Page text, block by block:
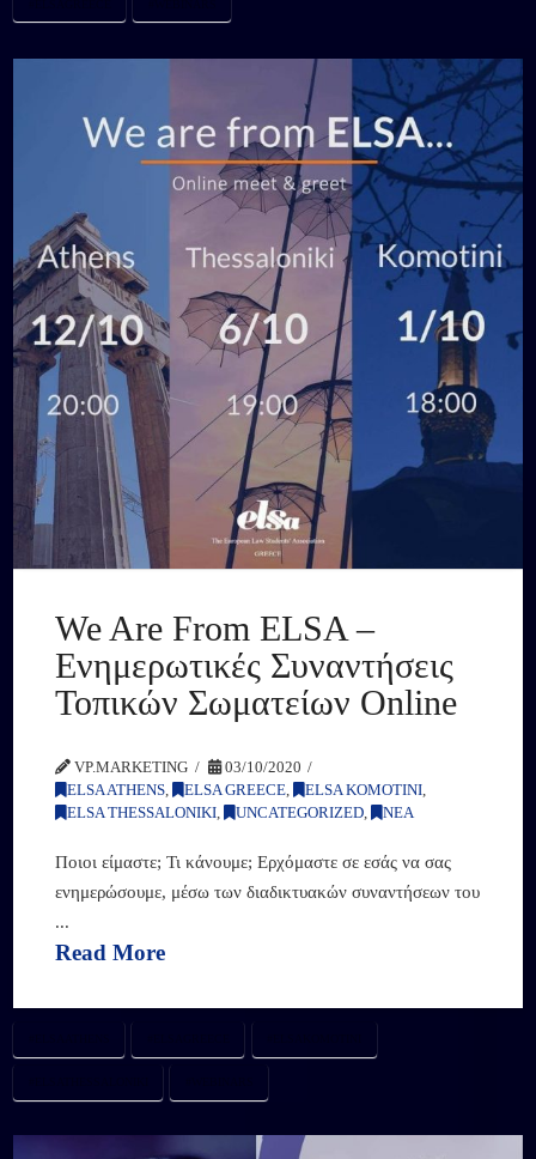
We Are From ELSA –
Ενημερωτικές Συναντήσεις
Τοπικών Σωματείων Online
VP.MARKETING
03/10/2020
ELSA ATHENS
ELSA GREECE ELSA KOMOTINI
ELSA THESSALONIKI
UNCATEGORIZED ΝΕΑ
Ποιοι είμαστε; Τι κάνουμε; Ερχόμαστε σε εσάς να σας
ενημερώσουμε, μέσω των διαδικτυακών συναντήσεων του
...
Read More